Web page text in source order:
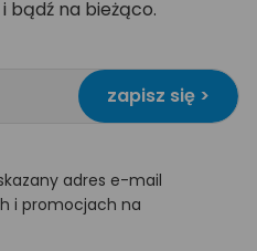
bądź na bieżąco.
zapisz się >
adres e-mail
i promocjach na